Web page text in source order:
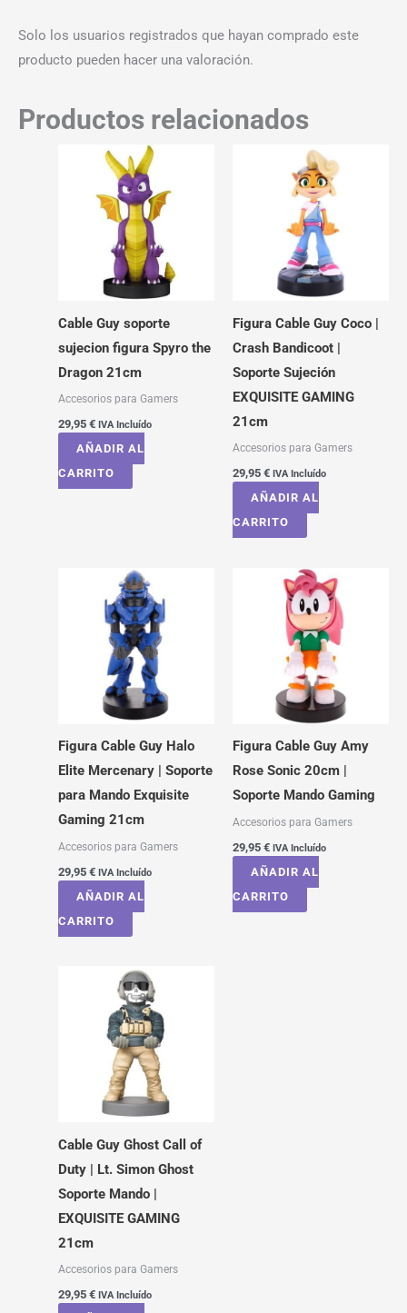
Solo los usuarios registrados que hayan comprado este
producto pueden hacer una valoración.
Productos relacionados
Cable Guy soporte
sujecion figura Spyro the
Dragon 21cm
Accesorios para Gamers
29,95 € IVA Incluído
AÑADIR AL
CARRITO
Figura Cable Guy Coco |
Crash Bandicoot |
Soporte Sujeción
EXQUISITE GAMING
21cm
Accesorios para Gamers
29,95 € IVA Incluído
AÑADIR AL
CARRITO
Figura Cable Guy Halo
Elite Mercenary | Soporte
para Mando Exquisite
Gaming 21cm
Accesorios para Gamers
29,95 € IVA Incluído
AÑADIR AL
CARRITO
Figura Cable Guy Amy
Rose Sonic 20cm |
Soporte Mando Gaming
Accesorios para Gamers
29,95 € IVA Incluído
AÑADIR AL
CARRITO
Cable Guy Ghost Call of
Duty | Lt. Simon Ghost
Soporte Mando |
EXQUISITE GAMING
21cm
Accesorios para Gamers
29,95 € IVA Incluído